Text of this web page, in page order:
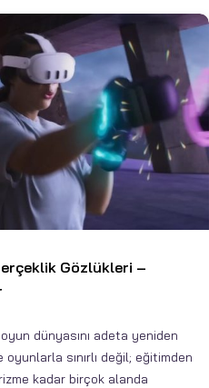
Gözlükleri –
dünyasını adeta yeniden
sınırlı değil; eğitimden
kadar birçok alanda